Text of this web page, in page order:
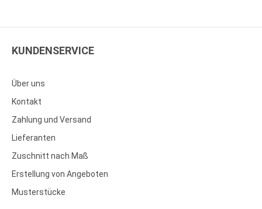
KUNDENSERVICE
Über uns
Kontakt
Zahlung und Versand
Lieferanten
Zuschnitt nach Maß
Erstellung von Angeboten
Musterstücke